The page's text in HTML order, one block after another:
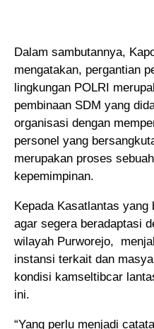
Dalam sambutannya,
mengatakan, pergantian
lingkungan POLRI
pembinaan SDM yang
organisasi dengan
personel yang
merupakan proses
kepemimpinan.
Kepada Kasatlantas
agar segera beradaptasi
wilayah Purworejo,
instansi terkait dan
kondisi kamseltibcar
ini.
“Yang perlu menjadi